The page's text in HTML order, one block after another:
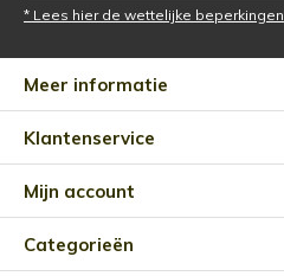
* Lees hier de wettelijke beperkingen
Meer informatie
Klantenservice
Mijn account
Categorieën